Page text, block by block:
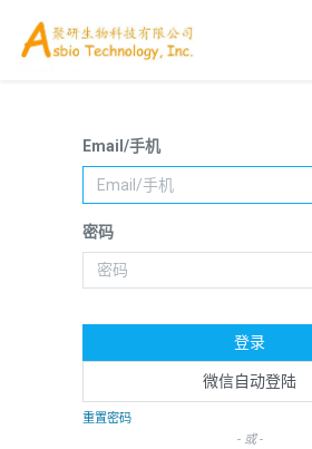
Email/手机
密码
登录
微信自动登陆
重置密码
- 或 -